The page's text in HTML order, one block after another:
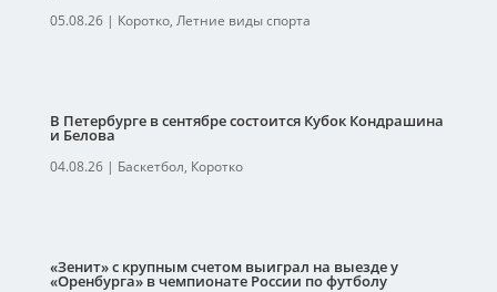
05.08.26| Коротко, Летние виды спорта
В Петербурге в сентябре состоится Кубок Кондрашина
и Белова
04.08.26| Баскетбол, Коротко
«Зенит» с крупным счетом выиграл на выезде у
«Оренбурга» в чемпионате России по футболу